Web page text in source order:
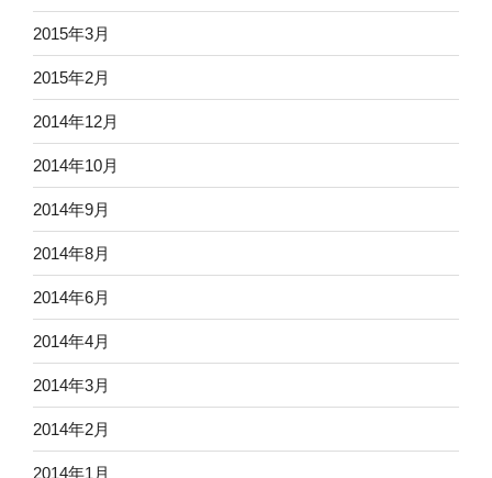
2015年3月
2015年2月
2014年12月
2014年10月
2014年9月
2014年8月
2014年6月
2014年4月
2014年3月
2014年2月
2014年1月